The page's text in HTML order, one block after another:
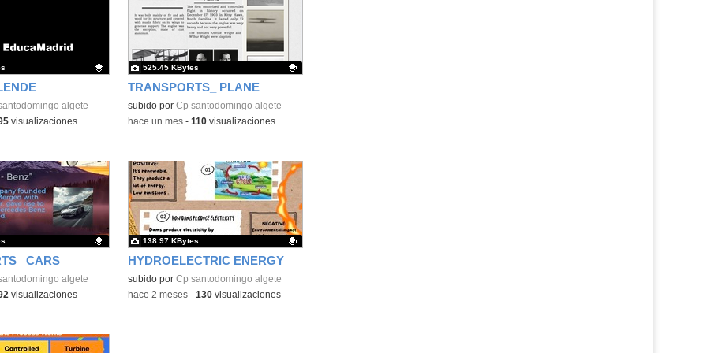
algete
visualizaciones
TRANSPORTS_ PLANE
Contenido educativo.
subido por Cp santodomingo algete
525.45 KBytes
-hace un mes- 110visualizaciones
CARS
algete
visualizaciones
HYDROELECTRIC ENERGY
Contenido educativo.
subido por Cp santodomingo algete
138.97 KBytes
-hace 2 meses- 130visualizaciones